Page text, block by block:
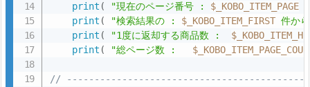
print ( "現在のページ番号 : $_KOBO_ITEM_PAGE
print ( "検索結果の : $_KOBO_ITEM_FIRST 件か
print ( "1度に返却する商品数 :
print ( "総ページ数 :
//